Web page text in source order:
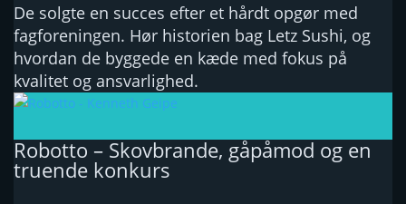
De solgte en succes efter et hårdt opgør med
fagforeningen. Hør historien bag Letz Sushi, og
hvordan de byggede en kæde med fokus på
kvalitet og ansvarlighed.
Robotto – Skovbrande, gåpåmod og en
truende konkurs